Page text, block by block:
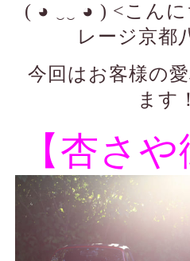
( ◕ ‿‿ ◕ ) <こん
レージ京都
今回はお客様の
ます
【杏さ